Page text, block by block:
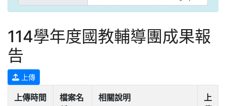
114學年度國教輔導團成果報
告
上傳
上傳時間
檔案名
相關說明
上